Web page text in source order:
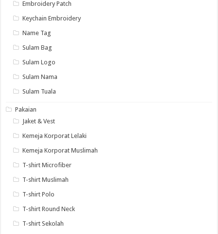
Embroidery Patch
Keychain Embroidery
Name Tag
Sulam Bag
Sulam Logo
Sulam Nama
Sulam Tuala
Pakaian
Jaket & Vest
Kemeja Korporat Lelaki
Kemeja Korporat Muslimah
T-shirt Microfiber
T-shirt Muslimah
T-shirt Polo
T-shirt Round Neck
T-shirt Sekolah